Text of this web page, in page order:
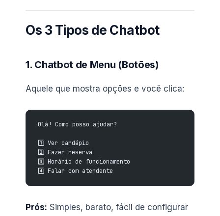
Os 3 Tipos de Chatbot
1. Chatbot de Menu (Botões)
Aquele que mostra opções e você clica:
Olá! Como posso ajudar?
1️⃣ Ver cardápio
2️⃣ Fazer reserva
3️⃣ Horário de funcionamento
4️⃣ Falar com atendente
Prós: Simples, barato, fácil de configurar